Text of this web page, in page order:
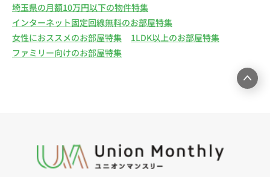
埼玉県の月額10万円以下の物件特集
インターネット固定回線無料のお部屋特集
女性におススメのお部屋特集
1LDK以上のお部屋特集
ファミリー向けのお部屋特集